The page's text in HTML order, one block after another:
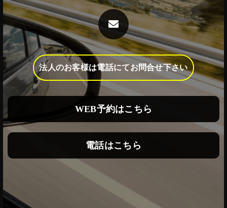
法人のお客様は電話にてお問合せ下さい
WEB予約はこちら
電話はこちら